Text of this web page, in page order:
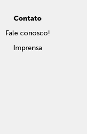
Contato
Fale conosco!
Imprensa